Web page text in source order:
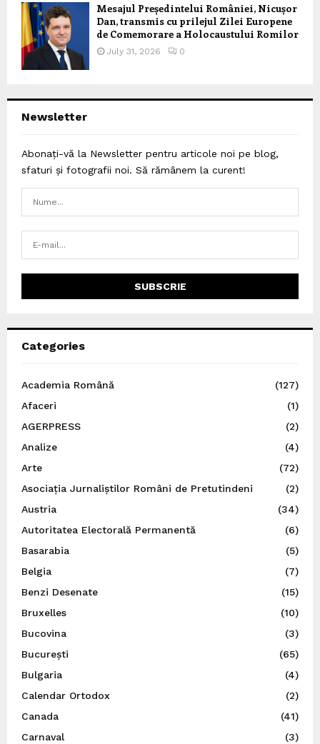
Mesajul Președintelui României, Nicușor
Dan, transmis cu prilejul Zilei Europene
de Comemorare a Holocaustului Romilor
July 31, 2026 0
Newsletter
Abonați-vă la Newsletter pentru articole noi pe blog,
sfaturi și fotografii noi. Să rămânem la curent!
Categories
Academia Română
(127)
Afaceri
(1)
AGERPRESS
(2)
Analize
(4)
Arte
(72)
Asociația Jurnaliștilor Români de Pretutindeni
(2)
Austria
(34)
Autoritatea Electorală Permanentă
(6)
Basarabia
(5)
Belgia
(7)
Benzi Desenate
(15)
Bruxelles
(10)
Bucovina
(3)
București
(65)
Bulgaria
(4)
Calendar Ortodox
(2)
Canada
(41)
Carnaval
(3)